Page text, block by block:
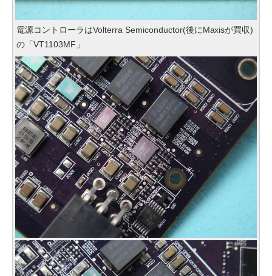
電源コントローラはVolterra Semiconductor(後にMaxisが買収)
の「VT1103MF」